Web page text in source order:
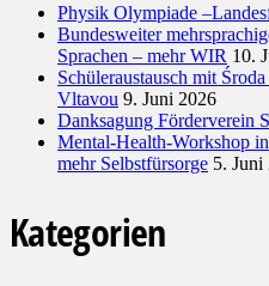
Physik Olympiade
Bundesweiter
Sprachen – mehr WIR 10.
Schüleraustausch mit
Vltavou 9. Juni 2026
Danksagung Förderverein
Mental-Health-Workshop
mehr Selbstfürsorge 5. Juni
Kategorien